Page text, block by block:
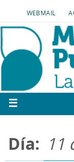
WEBMAIL
Día: 11